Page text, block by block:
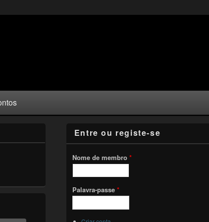
Entre ou registe-se
Nome de membro *
Palavra-passe *